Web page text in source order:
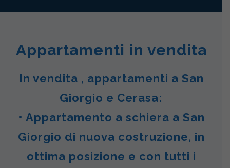
Appartamenti in vendita
In vendita , appartamenti a San
Giorgio e Cerasa:
• Appartamento a schiera a San
Giorgio di nuova costruzione, in
ottima posizione e con tutti i